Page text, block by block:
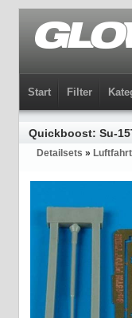
Start Filter
Quickboost: Su-
Detailsets » Luftfahrt